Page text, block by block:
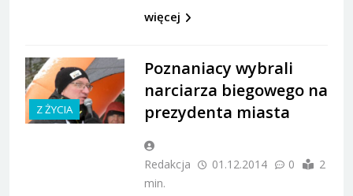
więcej
Z ŻYCIA
Poznaniacy wybrali
narciarza biegowego na
prezydenta miasta
Redakcja 01.12.2014 0
2
min.